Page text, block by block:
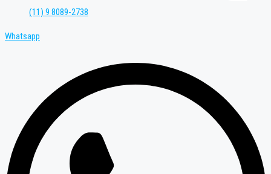
(11) 9 8089-2738
Whatsapp